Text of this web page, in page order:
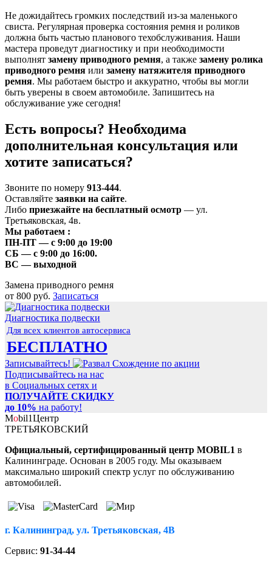
Не дожидайтесь громких последствий из-за маленького
свиста. Регулярная проверка состояния ремня и роликов
должна быть частью планового техобслуживания. Наши
мастера проведут диагностику и при необходимости
выполнят замену приводного ремня, а также замену ролика
приводного ремня или замену натяжителя приводного
ремня. Мы работаем быстро и аккуратно, чтобы вы могли
быть уверены в своем автомобиле. Запишитесь на
обслуживание уже сегодня!
Есть вопросы? Необходима
дополнительная консультация или
хотите записаться?
Звоните по номеру 913-444.
Оставляйте заявки на сайте.
Либо приезжайте на бесплатный осмотр — ул.
Третьяковская, 4в.
Мы работаем :
ПН-ПТ— с 9:00 до 19:00
СБ — с 9:00 до 16:00.
ВС — выходной
Замена приводного ремня
от 800 руб. Записаться
Диагностика подвески
Для всех клиентов автосервиса
БЕСПЛАТНО
Записывайтесь!
Подписывайтесь на нас
в Социальных сетях и
ПОЛУЧАЙТЕ СКИДКУ
до 10% на работу!
Mobil1Центр
ТРЕТЬЯКОВСКИЙ
Официальный, сертифицированный центр MOBIL1 в
Калининграде. Основан в 2005 году. Мы оказываем
максимально широкий спектр услуг по обслуживанию
автомобилей.
г. Калининград, ул. Третьяковская, 4В
Сервис: 91-34-44